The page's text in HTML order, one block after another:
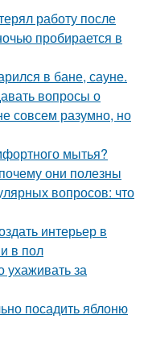
работу после
пробирается в
в бане, сауне.
вопросы о
совсем разумно, но
мытья?
они полезны
вопросов: что
интерьер в
в пол
ухаживать за
посадить яблоню